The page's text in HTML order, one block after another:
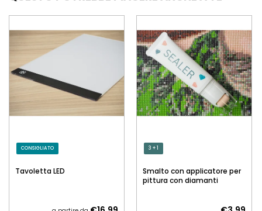
CONSIGLIATO
Tavoletta LED
3 + 1
Smalto con applicatore per
pittura con diamanti